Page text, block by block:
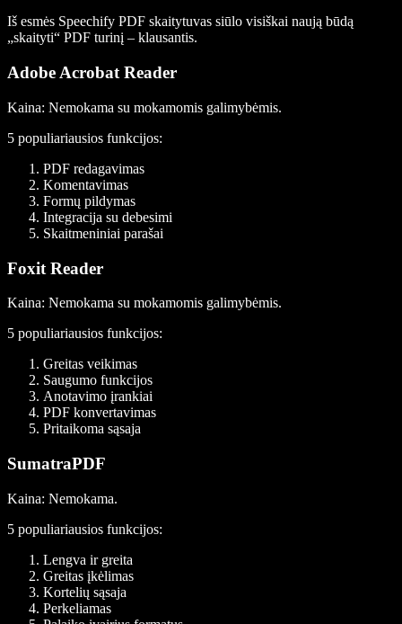
Iš esmės Speechify PDF skaitytuvas siūlo visiškai naują būdą
„skaityti“ PDF turinį – klausantis.
Adobe Acrobat Reader
Kaina: Nemokama su mokamomis galimybėmis.
5 populiariausios funkcijos:
PDF redagavimas
Komentavimas
Formų pildymas
Integracija su debesimi
Skaitmeniniai parašai
Foxit Reader
Kaina: Nemokama su mokamomis galimybėmis.
5 populiariausios funkcijos:
Greitas veikimas
Saugumo funkcijos
Anotavimo įrankiai
PDF konvertavimas
Pritaikoma sąsaja
SumatraPDF
Kaina: Nemokama.
5 populiariausios funkcijos:
Lengva ir greita
Greitas įkėlimas
Kortelių sąsaja
Perkeliamas